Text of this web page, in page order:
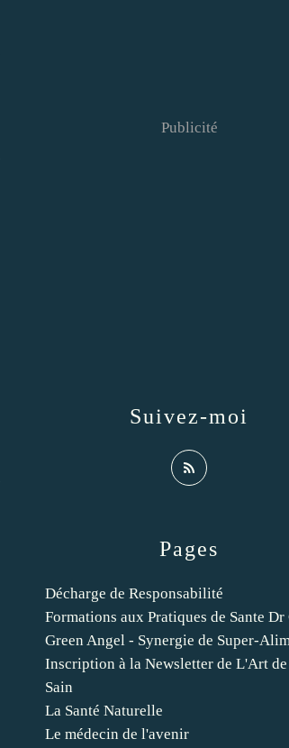
Pages
Décharge de Responsabilité
Formations aux Pratiques de Sante
Green Angel - Synergie de Super-
Inscription à la Newsletter de L'Art
Sain
La Santé Naturelle
Le médecin de l'avenir
Suivez-moi
Publicité